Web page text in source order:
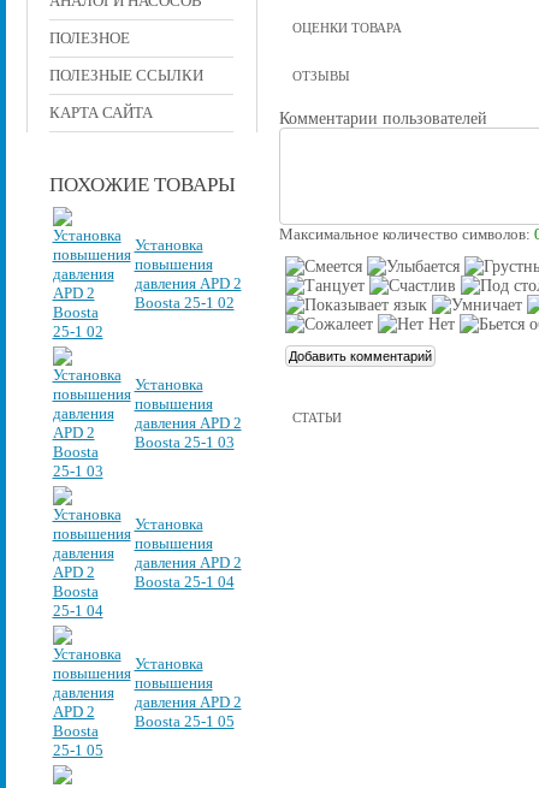
ПОЛЕЗНОЕ
ПОЛЕЗНЫЕ ССЫЛКИ
КАРТА САЙТА
ПОХОЖИЕ ТОВАРЫ
Установка
повышения
давления APD 2
Boosta 25-1 02
Установка
повышения
давления APD 2
Boosta 25-1 03
Установка
повышения
давления APD 2
Boosta 25-1 04
Установка
повышения
давления APD 2
Boosta 25-1 05
ОЦЕНКИ ТОВАРА
ОТЗЫВЫ
Комментарии пользователей
Максимальное количество символов:
СТАТЬИ